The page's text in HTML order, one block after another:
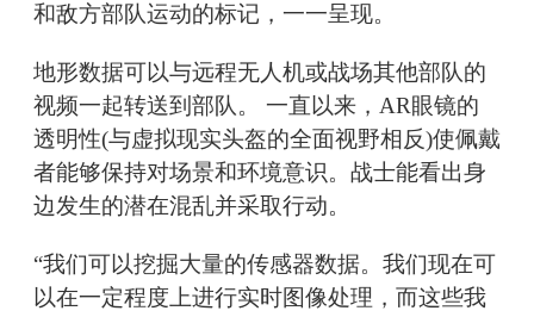
和敌方部队运动的标记，一一呈现。
地形数据可以与远程无人机或战场其他部队的
视频一起转送到部队。 一直以来，AR眼镜的
透明性(与虚拟现实头盔的全面视野相反)使佩戴
者能够保持对场景和环境意识。战士能看出身
边发生的潜在混乱并采取行动。
“我们可以挖掘大量的传感器数据。我们现在可
以在一定程度上进行实时图像处理，而这些我